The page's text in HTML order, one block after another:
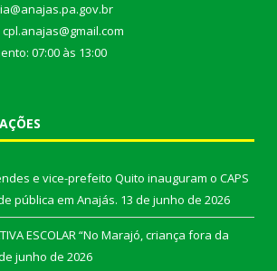
07:00 às 13:00
e vice-prefeito Quito inauguram o CAPS
pública em Anajás. 13 de junho de 2026
ESCOLAR “No Marajó, criança fora da
junho de 2026